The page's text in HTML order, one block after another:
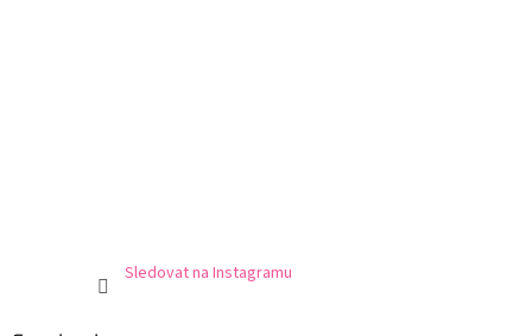
Sledovat na Instagramu